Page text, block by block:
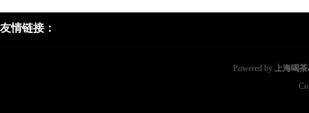
友情链接：
Powered by 上海喝